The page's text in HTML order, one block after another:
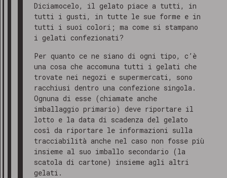
Diciamocelo, il gelato piace a tutti, in
tutti i gusti, in tutte le sue forme e in
tutti i suoi colori; ma come si stampano
i gelati confezionati?
Per quanto ce ne siano di ogni tipo, c’è
una cosa che accomuna tutti i gelati che
trovate nei negozi e supermercati, sono
racchiusi dentro una confezione singola.
Ognuna di esse (chiamate anche
imballaggio primario) deve riportare il
lotto e la data di scadenza del gelato
così da riportare le informazioni sulla
tracciabilità anche nel caso non fosse più
insieme al suo imballo secondario (la
scatola di cartone) insieme agli altri
gelati.